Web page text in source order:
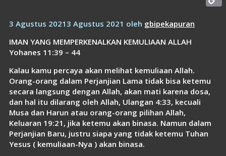
3 Agustus 20213 Agustus 2021 oleh gbipekapuran
IMAN YANG MEMPERKENALKAN KEMULIAAN ALLAH
Yohanes 11:39 – 44
Kalau kamu percaya akan melihat kemuliaan Allah.
Orang-orang dalam Perjanjian Lama tidak bisa ketemu
secara langsung dengan Allah, akan mati karena dosa,
dan hal itu dilarang oleh Allah, Ulangan 4:33, kecuali
Musa dan Harun atau orang-orang pilihan Allah,
Keluaran 19:21, jika ketemu akan binasa. Namun dalam
Perjanjian Baru, justru siapa yang tidak ketemu Tuhan
Yesus ( kemuliaan-Nya ) akan binasa.